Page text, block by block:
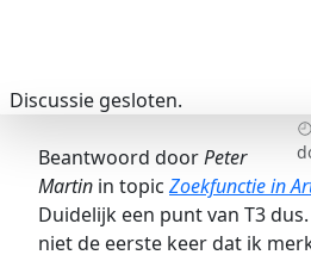
Discussie gesloten.
Beantwoord doorPeter
Martin in topic Zoekfunctie in
Duidelijk een punt van T3
niet de eerste keer dat ik